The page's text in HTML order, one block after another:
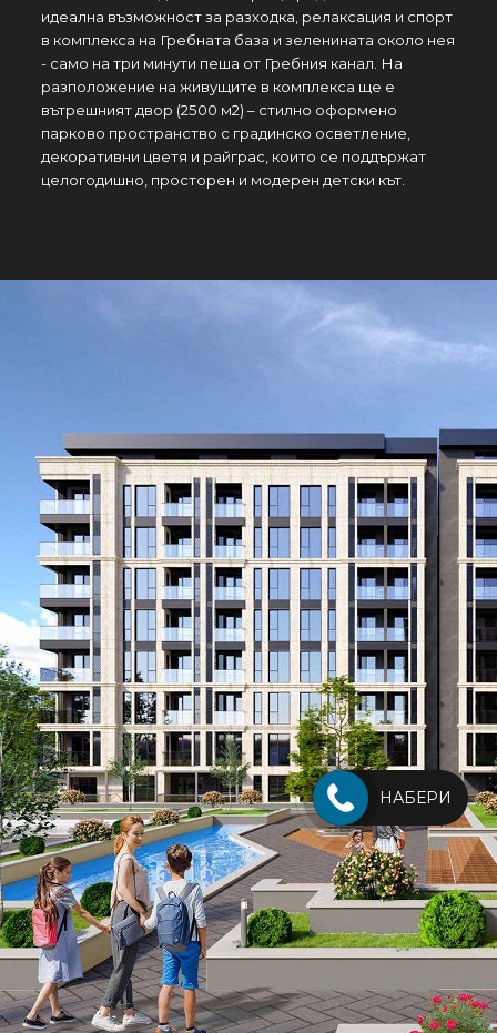
идеална възможност за разходка, релаксация и спорт
в комплекса на Гребната база и зеленината около нея
- само на три минути пеша от Гребния канал. На
разположение на живущите в комплекса ще e
вътрешният двор (2500 м2) – стилно оформено
парково пространство с градинско осветление,
декоративни цветя и райграс, които се поддържат
целогодишно, просторен и модерен детски кът.
НАБЕРИ